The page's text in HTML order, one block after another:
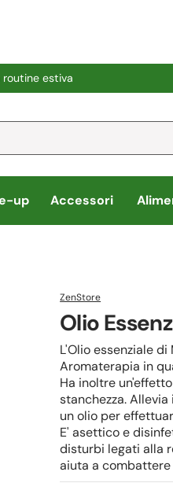
estiva
up Accessori
ZenStore
Olio
L'Olio essenziale
Aromaterapia in
Ha inoltre
stanchezza.
un olio per
E' asettico e
disturbi legati alla
aiuta a combattere